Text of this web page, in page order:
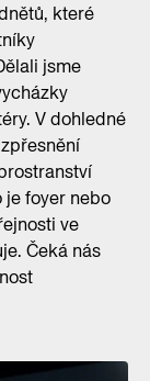
které
jsme
V dohledné
foyer nebo
ve
Čeká nás